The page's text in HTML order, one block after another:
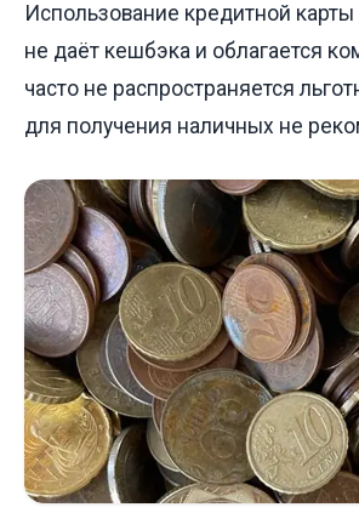
Использование кредитной
не даёт кешбэка и облагается
часто не распространяется
для получения наличных не